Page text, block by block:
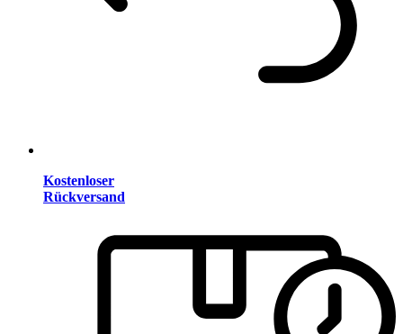
Kostenloser
Rückversand